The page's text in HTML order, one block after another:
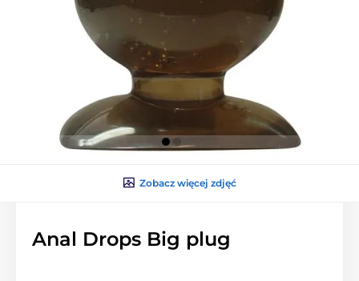
Zobacz więcej zdjęć
Anal Drops Big plug